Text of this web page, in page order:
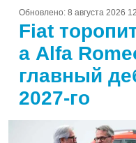
Обновлено: 8 августа 2026
Fiat
а Alfa
главный
2027-го